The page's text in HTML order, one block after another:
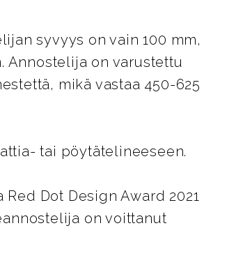
syvyys on vain 100 mm,
on varustettu
mikä vastaa 450-625
tai pöytätelineeseen.
Dot Design Award 2021
on voittanut